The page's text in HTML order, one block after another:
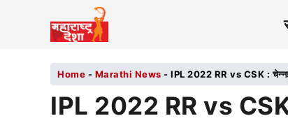
Home - Marathi News - IPL 2022 RR vs CSK :
IPL 2022 RR vs CSK